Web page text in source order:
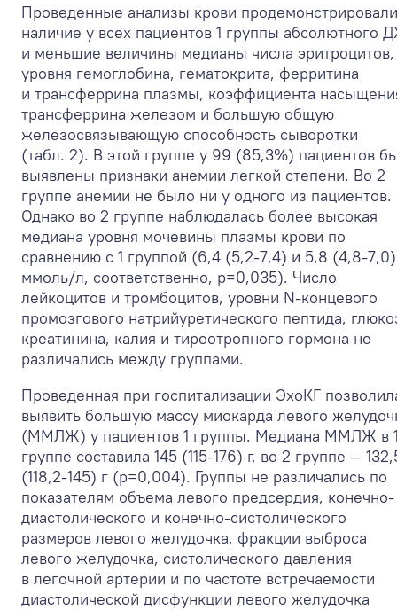
Проведенные анализы крови продемонстрировали
наличие у всех пациентов 1 группы абсолютного
и меньшие величины медианы числа эритроцитов,
уровня гемоглобина, гематокрита, ферритина
и трансферрина плазмы, коэффициента
трансферрина железом и большую общую
железосвязывающую способность сыворотки
(табл. 2). В этой группе у 99 (85,3%) пациентов
выявлены признаки анемии легкой степени. Во 2
группе анемии не было ни у одного из пациентов.
Однако во 2 группе наблюдалась более высокая
медиана уровня мочевины плазмы крови по
сравнению с 1 группой (6,4 (5,2-7,4) и 5,8 (4,8-7,0)
ммоль/л, соответственно, р=0,035). Число
лейкоцитов и тромбоцитов, уровни N-концевого
промозгового натрийуретического пептида,
креатинина, калия и тиреотропного гормона не
различались между группами.
Проведенная при госпитализации ЭхоКГ
выявить большую массу миокарда левого
(ММЛЖ) у пациентов 1 группы. Медиана ММЛЖ в
группе составила 145 (115-176) г, во 2 группе —
(118,2-145) г (р=0,004). Группы не различались по
показателям объема левого предсердия, конечно-
диастолического и конечно-систолического
размеров левого желудочка, фракции выброса
левого желудочка, систолического давления
в легочной артерии и по частоте встречаемости
диастолической дисфункции левого желудочка